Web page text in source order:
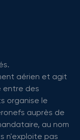
aérien et agit
entre des
organise le
auprès de
au nom
n'exploite pas